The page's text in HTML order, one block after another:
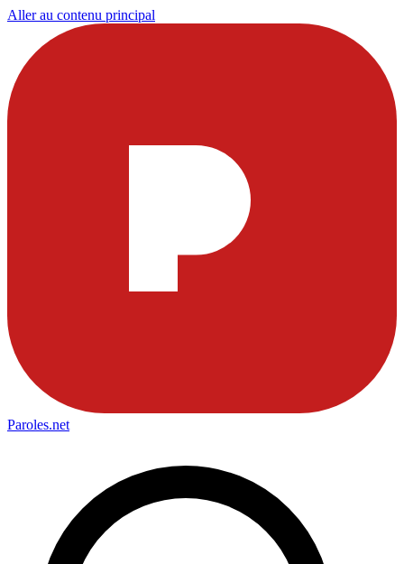
Aller au contenu principal
Paroles.net